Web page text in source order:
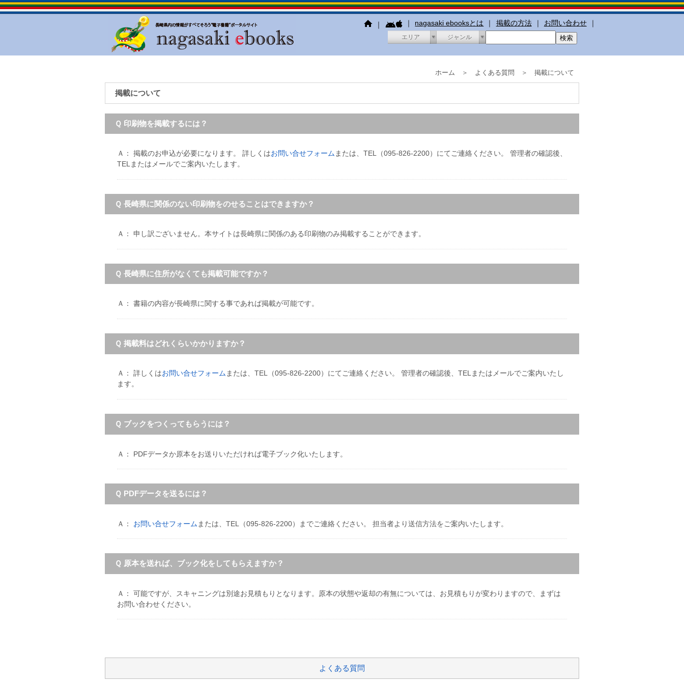
｜ ｜ nagasaki ebooksとは ｜ 掲載の方法 ｜ お問い合わせ ｜
エリア ジャンル
ホーム ＞ よくある質問 ＞ 掲載について
掲載について
Ｑ 印刷物を掲載するには？
Ａ： 掲載のお申込が必要になります。 詳しくはお問い合せフォームまたは、TEL（095-826-2200）にてご連絡ください。 管理者の確認後、
TELまたはメールでご案内いたします。
Ｑ 長崎県に関係のない印刷物をのせることはできますか？
Ａ： 申し訳ございません。本サイトは長崎県に関係のある印刷物のみ掲載することができます。
Ｑ 長崎県に住所がなくても掲載可能ですか？
Ａ： 書籍の内容が長崎県に関する事であれば掲載が可能です。
Ｑ 掲載料はどれくらいかかりますか？
Ａ： 詳しくはお問い合せフォームまたは、TEL（095-826-2200）にてご連絡ください。 管理者の確認後、TELまたはメールでご案内いたし
ます。
Ｑ ブックをつくってもらうには？
Ａ： PDFデータか原本をお送りいただければ電子ブック化いたします。
Ｑ PDFデータを送るには？
Ａ： お問い合せフォーム または、TEL（095-826-2200）までご連絡ください。 担当者より送信方法をご案内いたします。
Ｑ 原本を送れば、ブック化をしてもらえますか？
Ａ： 可能ですが、スキャニングは別途お見積もりとなります。原本の状態や返却の有無については、お見積もりが変わりますので、まずは
お問い合わせください。
よくある質問